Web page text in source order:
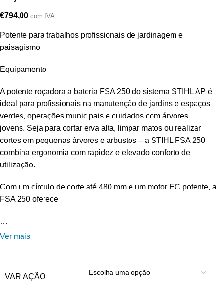
€794,00 com IVA
Potente para trabalhos profissionais de jardinagem e
paisagismo
Equipamento
A potente roçadora a bateria FSA 250 do sistema STIHL AP é
ideal para profissionais na manutenção de jardins e espaços
verdes, operações municipais e cuidados com árvores
jovens. Seja para cortar erva alta, limpar matos ou realizar
cortes em pequenas árvores e arbustos – a STIHL FSA 250
combina ergonomia com rapidez e elevado conforto de
utilização.
Com um círculo de corte até 480 mm e um motor EC potente, a
FSA 250 oferece
…
Ver mais
VARIAÇÃO